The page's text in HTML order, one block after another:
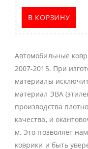
В КОРЗИНУ
Автомобильные
2007-2015. При
материалы
материал ЭВА
производства
качества, и
м. Это позволяет
коврики и быть